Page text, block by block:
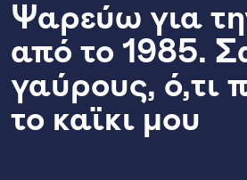
Ψαρεύω για
από το 1985.
γαύρους, ό,τι
το καϊκι μου